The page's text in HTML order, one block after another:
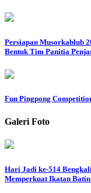
Persiapan Musorkablub
Bentuk Tim Panitia
Fun Pingpong
Galeri Foto
Hari Jadi ke-514
Memperkuat Ikatan